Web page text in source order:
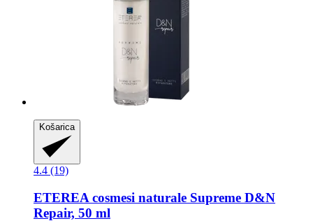
Košarica
4.4 (19)
ETEREA cosmesi naturale Supreme D&N
Repair, 50 ml